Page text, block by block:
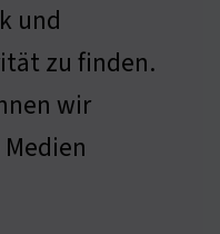
und
zu finden.
wir